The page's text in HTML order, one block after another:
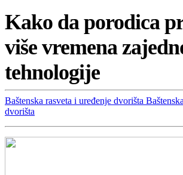
Kako da porodica
više vremena
tehnologije
Baštenska rasveta i uređenje dvorišta
dvorišta